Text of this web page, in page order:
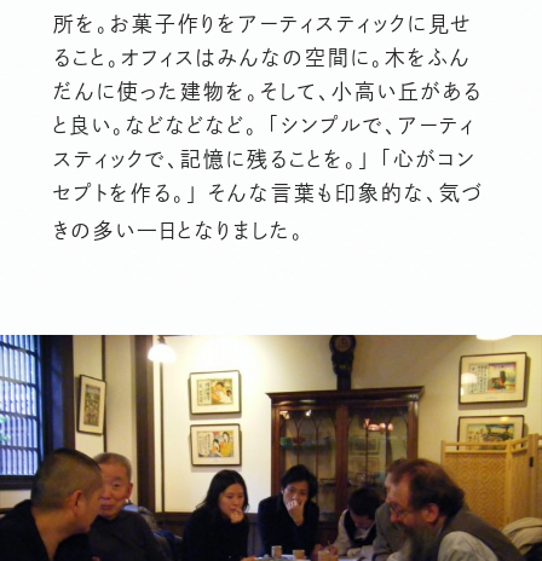
所を。お菓子作りをアーティスティックに見せ
ること。オフィスはみんなの空間に。木をふん
だんに使った建物を。そして、小高い丘がある
と良い。などなどなど。 「シンプルで、アーティ
スティックで、記憶に残ることを。」 「心がコン
セプトを作る。」 そんな言葉も印象的な、気づ
きの多い一日となりました。